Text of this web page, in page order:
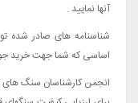
آنها نمایید .
شناسنامه های صادر شده
اساسی که شما جهت خرید
انجمن کارشناسان سنگ های